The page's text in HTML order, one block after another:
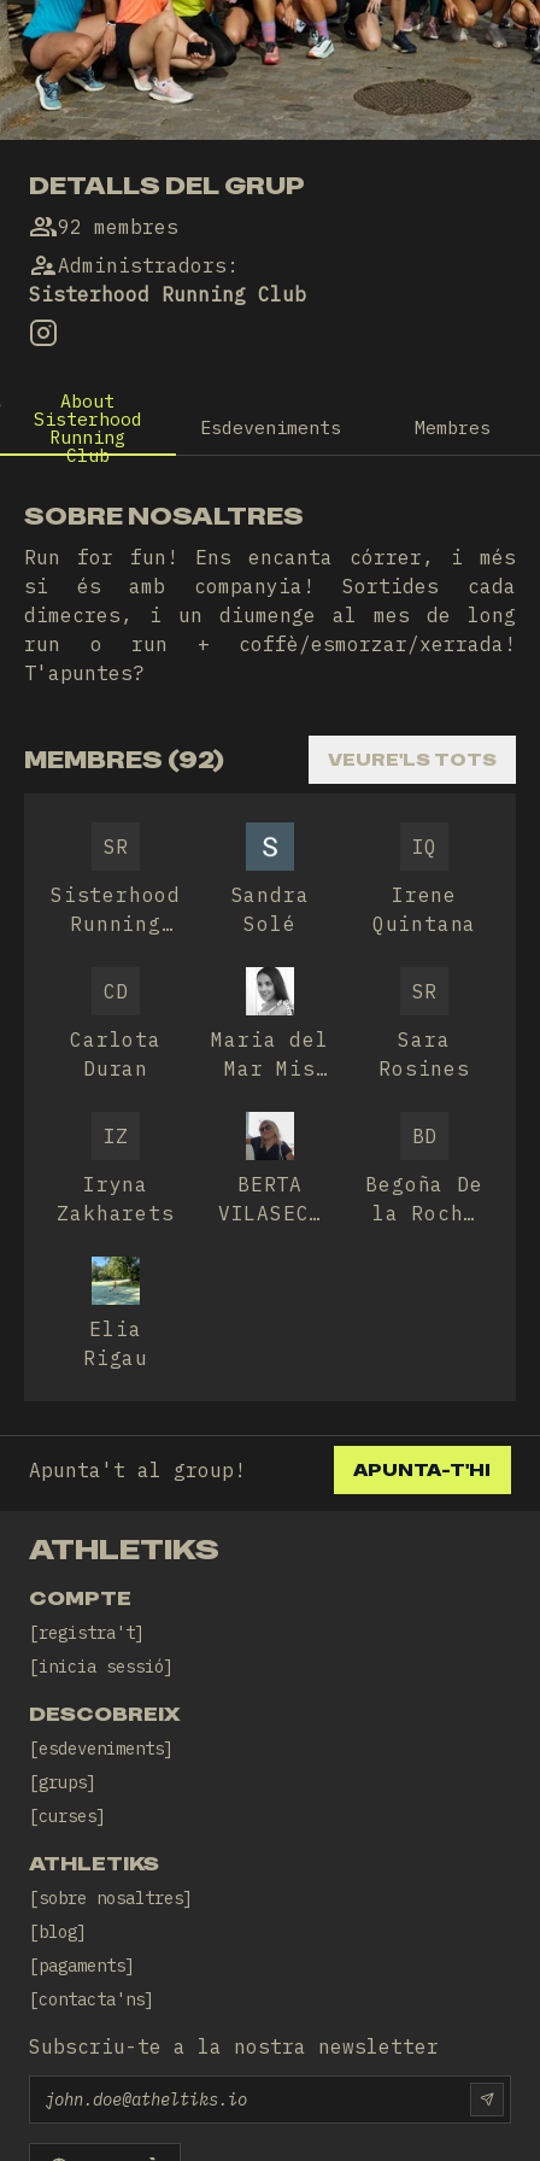
DETALLS DEL GRUP
92 membres
Administradors :
Sisterhood Running Club
About
Sisterhood
Running
Club
Esdeveniments Membres
SOBRE NOSALTRES
Run for fun! Ens encanta córrer, i més
si és amb companyia! Sortides cada
dimecres, i un diumenge al mes de long
run o run + coffè/esmorzar/xerrada!
T'apuntes?
MEMBRES (92) VEURE'LS TOTS
SR
Sisterhood
Running
Sandra
Solé
IQ
Irene
Quintana
CD
Carlota
Duran
Maria del
Mar Mis
SR
Sara
Rosines
IZ
Iryna
Zakharets
BERTA
VILASECA
BD
Begoña De
la Rocha
Elia
Rigau
Apunta't al group! APUNTA-T'HI
ATHLETIKS
COMPTE
registra't
inicia sessió
DESCOBREIX
esdeveniments
grups
curses
ATHLETIKS
sobre nosaltres
blog
pagaments
contacta'ns
Subscriu-te a la nostra newsletter
Email